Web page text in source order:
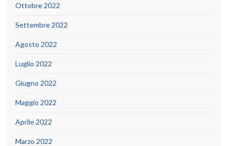
Ottobre 2022
Settembre 2022
Agosto 2022
Luglio 2022
Giugno 2022
Maggio 2022
Aprile 2022
Marzo 2022